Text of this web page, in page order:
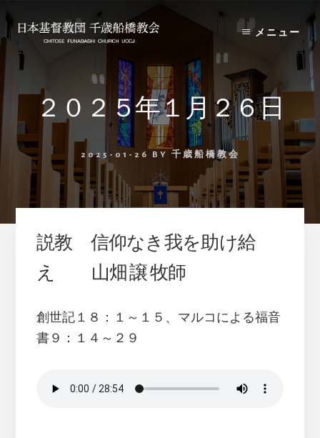
to
content
to
primary
sidebar
メニュー
２０２５年１月２６日
2025-01-26 BY 千歳船橋教会
説教 信仰なき我を助け給
え 山畑 譲 牧師
創世記１８：１～１５、マルコによる福音
書９：１４～２９